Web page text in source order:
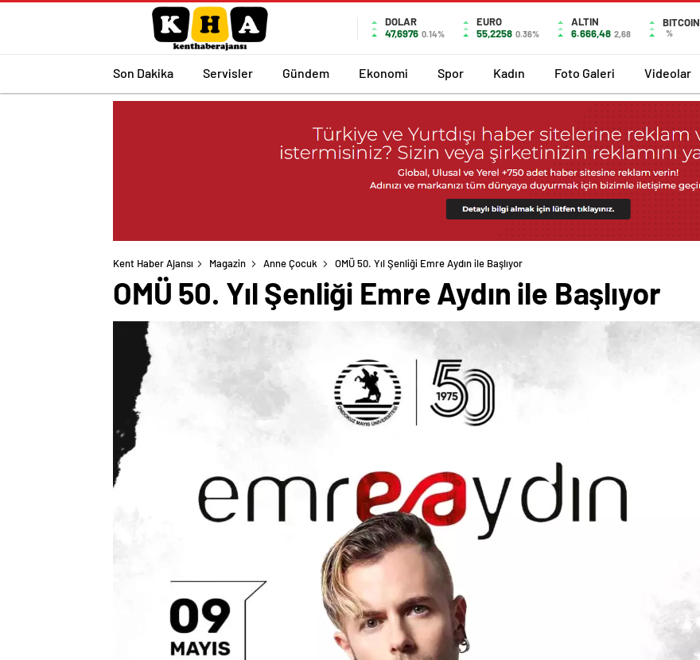
DOLAR
47,6976 0.14%
EURO
55,2258 0.36%
ALTIN
6.666,48 2,68
BITCOIN
%
Son Dakika Servisler Gündem Ekonomi Spor Kadın Foto Galeri Videolar
Kent Haber Ajansı Magazin Anne Çocuk OMÜ 50. Yıl Şenliği Emre Aydın ile Başlıyor
OMÜ 50. Yıl Şenliği Emre Aydın ile Başlıyor